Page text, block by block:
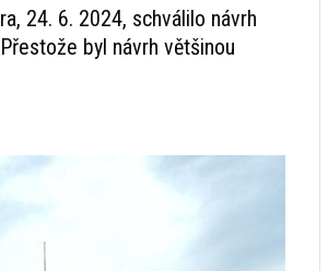
24. 6. 2024, schválilo návrh
byl návrh většinou